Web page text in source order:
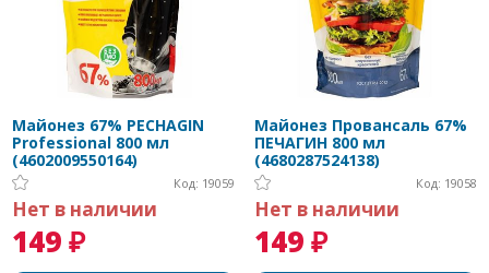
Майонез 67% PECHAGIN
Professional 800 мл
(4602009550164)
Код: 19059
Нет в наличии
149 ₽
Майонез Провансаль 67%
ПЕЧАГИН 800 мл
(4680287524138)
Код: 19058
Нет в наличии
149 ₽